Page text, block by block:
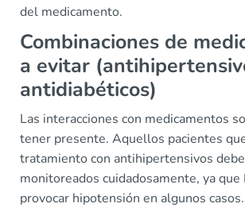
del medicamento.
Combinaciones de
a evitar
antidiabéticos)
Las interacciones con medicamentos
tener presente. Aquellos pacientes
tratamiento con antihipertensivos
monitoreados cuidadosamente, ya
provocar hipotensión en algunos casos.